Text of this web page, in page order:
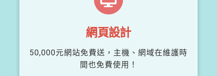
網頁設計
50,000元網站免費送，主機、網域在維護時
間也免費使用！